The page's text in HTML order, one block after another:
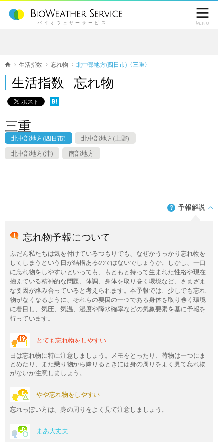
バイオウェザーサービス

Menu
生活指数 忘れ物 北中部地方(四日市)〈三重〉
生活指数 忘れ物
三重
北中部地方(四日市) 北中部地方(上野)
北中部地方(津) 南部地方
？ 予報解説
忘れ物予報について
ふだん私たちは気を付けているつもりでも、なぜかうっかり忘れ物を
してしまうという日が結構あるのではないでしょうか。しかし、一口
に忘れ物をしやすいといっても、もともと持って生まれた性格や現在
抱えている精神的な問題、体調、身体を取り巻く環境など、さまざま
な要因が絡み合っていると考えられます。本予報では、少しでも忘れ
物がなくなるように、それらの要因の一つである身体を取り巻く環境
に着目し、気圧、気温、湿度や降水確率などの気象要素を基に予報を
行っています。
とても忘れ物をしやすい
日は忘れ物に特に注意しましょう。メモをとったり、荷物は一つにま
とめたり、また乗り物から降りるときには身の周りをよく見て忘れ物
がないか注意しましょう。
やや忘れ物をしやすい
忘れっぽい方は、身の周りをよく見て注意しましょう。
まあ大丈夫